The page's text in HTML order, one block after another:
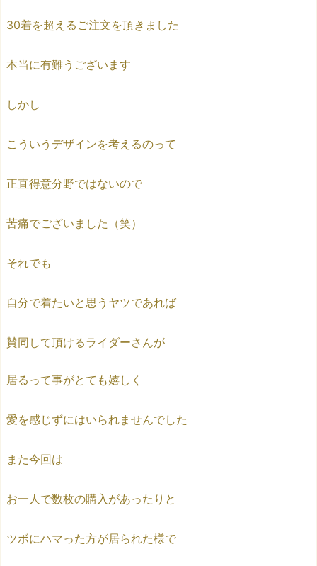
30着を超えるご注文を頂きました
本当に有難うございます
しかし
こういうデザインを考えるのって
正直得意分野ではないので
苦痛でございました（笑）
それでも
自分で着たいと思うヤツであれば
賛同して頂けるライダーさんが
居るって事がとても嬉しく
愛を感じずにはいられませんでした
また今回は
お一人で数枚の購入があったりと
ツボにハマった方が居られた様で